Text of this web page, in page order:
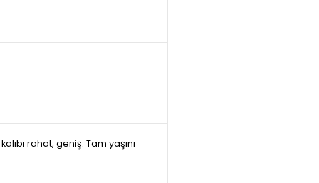
rahat, geniş. Tam yaşını